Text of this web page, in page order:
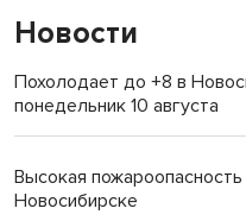
Новости
Похолодает до +8 в
понедельник 10 августа
Высокая
Новосибирске